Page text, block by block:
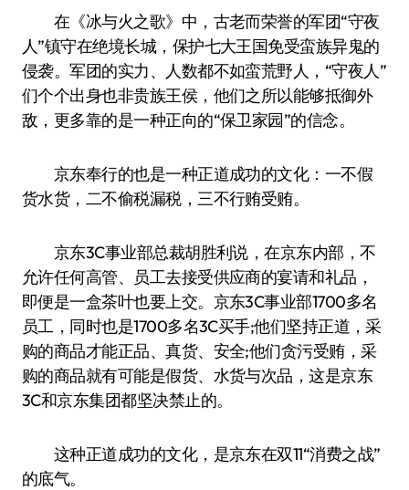
在《冰与火之歌》中，古老而荣誉的军团“守夜
人”镇守在绝境长城，保护七大王国免受蛮族异鬼的
侵袭。军团的实力、人数都不如蛮荒野人，“守夜人”
们个个出身也非贵族王侯，他们之所以能够抵御外
敌，更多靠的是一种正向的“保卫家园”的信念。
京东奉行的也是一种正道成功的文化：一不假
货水货，二不偷税漏税，三不行贿受贿。
京东3C事业部总裁胡胜利说，在京东内部，不
允许任何高管、员工去接受供应商的宴请和礼品，
即便是一盒茶叶也要上交。京东3C事业部1700多名
员工，同时也是1700多名3C买手;他们坚持正道，采
购的商品才能正品、真货、安全;他们贪污受贿，采
购的商品就有可能是假货、水货与次品，这是京东
3C和京东集团都坚决禁止的。
这种正道成功的文化，是京东在双11“消费之战”
的底气。